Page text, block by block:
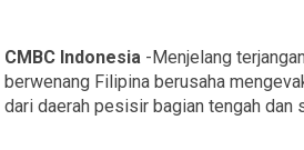
CMBC Indonesia -Menjelang
berwenang Filipina berusaha
dari daerah pesisir bagian tengah dan